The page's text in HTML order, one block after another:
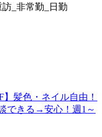
_非常勤_日勤
】髪色・ネイル自由！
できる→安心！週1～